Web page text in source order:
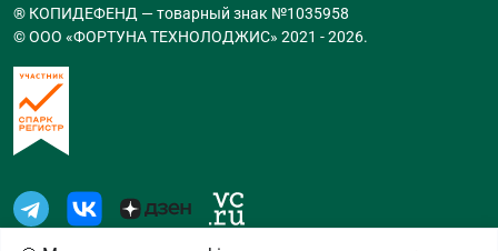
® КОПИДЕФЕНД — товарный знак №1035958
© ООО «ФОРТУНА ТЕХНОЛОДЖИС» 2021 -2026.